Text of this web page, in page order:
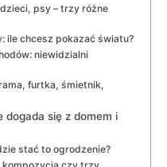
psy – trzy różne
ile chcesz pokazać światu?
niewidzialni
furtka, śmietnik,
się z domem i
stać to ogrodzenie?